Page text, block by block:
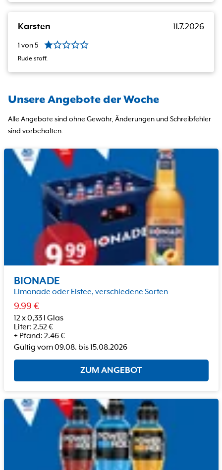
Karsten 11.7.2026
1 von5
Rude staff.
Unsere Angebote der Woche
Alle Angebote sind ohne Gewähr, Änderungen und Schreibfehler
sind vorbehalten.
BIONADE
Limonade oder Eistee, verschiedene Sorten
9.99 €
12 x 0,33 l Glas
Liter: 2.52€
+ Pfand: 2.46€
Gültig vom09.08. bis15.08.2026
ZUM ANGEBOT